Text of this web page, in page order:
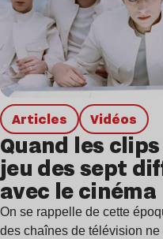
Articles Vidéos
Quand les
jeu des sept
avec le cinéma
On se rappelle de cette
des chaînes de télévision